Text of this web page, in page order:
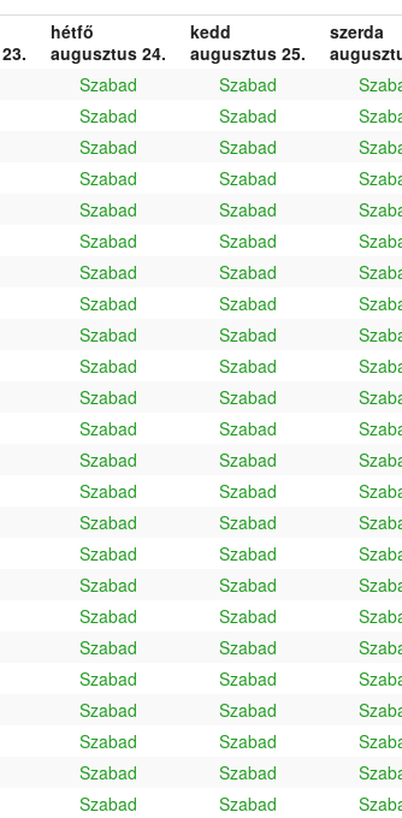
hétfő
augusztus 24.
kedd
augusztus 25.
szerda
Szabad Szabad
Szabad Szabad
Szabad Szabad
Szabad Szabad
Szabad Szabad
Szabad Szabad
Szabad Szabad
Szabad Szabad
Szabad Szabad
Szabad Szabad
Szabad Szabad
Szabad Szabad
Szabad Szabad
Szabad Szabad
Szabad Szabad
Szabad Szabad
Szabad Szabad
Szabad Szabad
Szabad Szabad
Szabad Szabad
Szabad Szabad
Szabad Szabad
Szabad Szabad
Szabad Szabad